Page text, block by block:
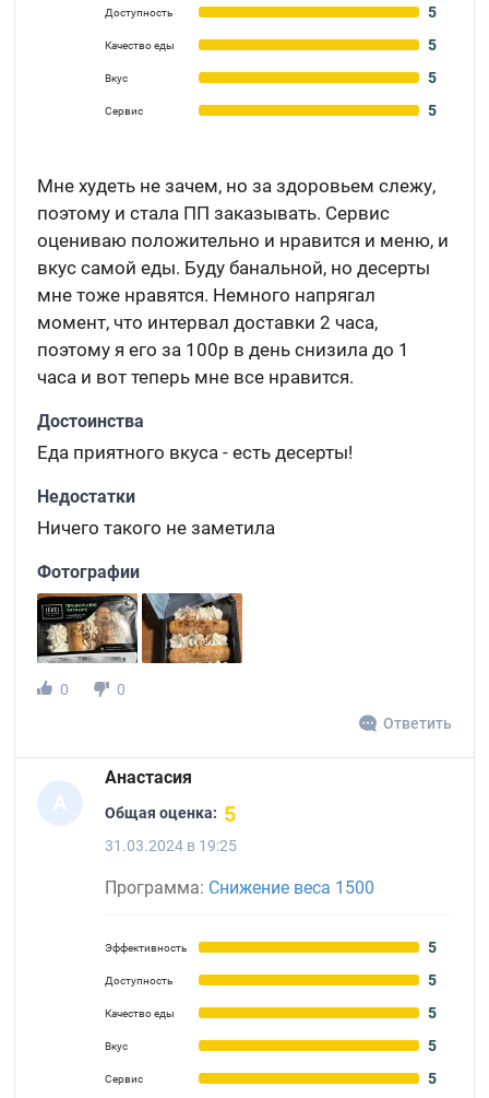
Доступность 5
Качество еды 5
Вкус 5
Сервис 5
Мне худеть не зачем, но за здоровьем слежу,
поэтому и стала ПП заказывать. Сервис
оцениваю положительно и нравится и меню, и
вкус самой еды. Буду банальной, но десерты
мне тоже нравятся. Немного напрягал
момент, что интервал доставки 2 часа,
поэтому я его за 100р в день снизила до 1
часа и вот теперь мне все нравится.
Достоинства
Еда приятного вкуса - есть десерты!
Недостатки
Ничего такого не заметила
Фотографии
0
0
Ответить
А
Анастасия
Общая оценка: 5
31.03.2024 в 19:25
Программа: Снижение веса 1500
Эффективность 5
Доступность 5
Качество еды 5
Вкус 5
Сервис 5